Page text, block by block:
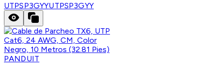
UTPSP3GYYUTPSP3GYY
PANDUIT